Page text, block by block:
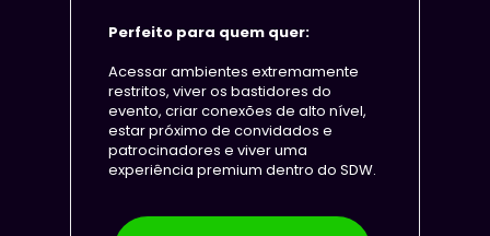
Perfeito para quem quer:
Acessar ambientes extremamente
restritos, viver os bastidores do
evento, criar conexões de alto nível,
estar próximo de convidados e
patrocinadores e viver uma
experiência premium dentro do SDW.